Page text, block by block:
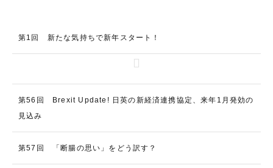
第1回 新たな気持ちで新年スタート！
第56回 Brexit Update! 日英の新経済連携協定、来年1月発効の
見込み
第57回 「断腸の思い」をどう訳す？